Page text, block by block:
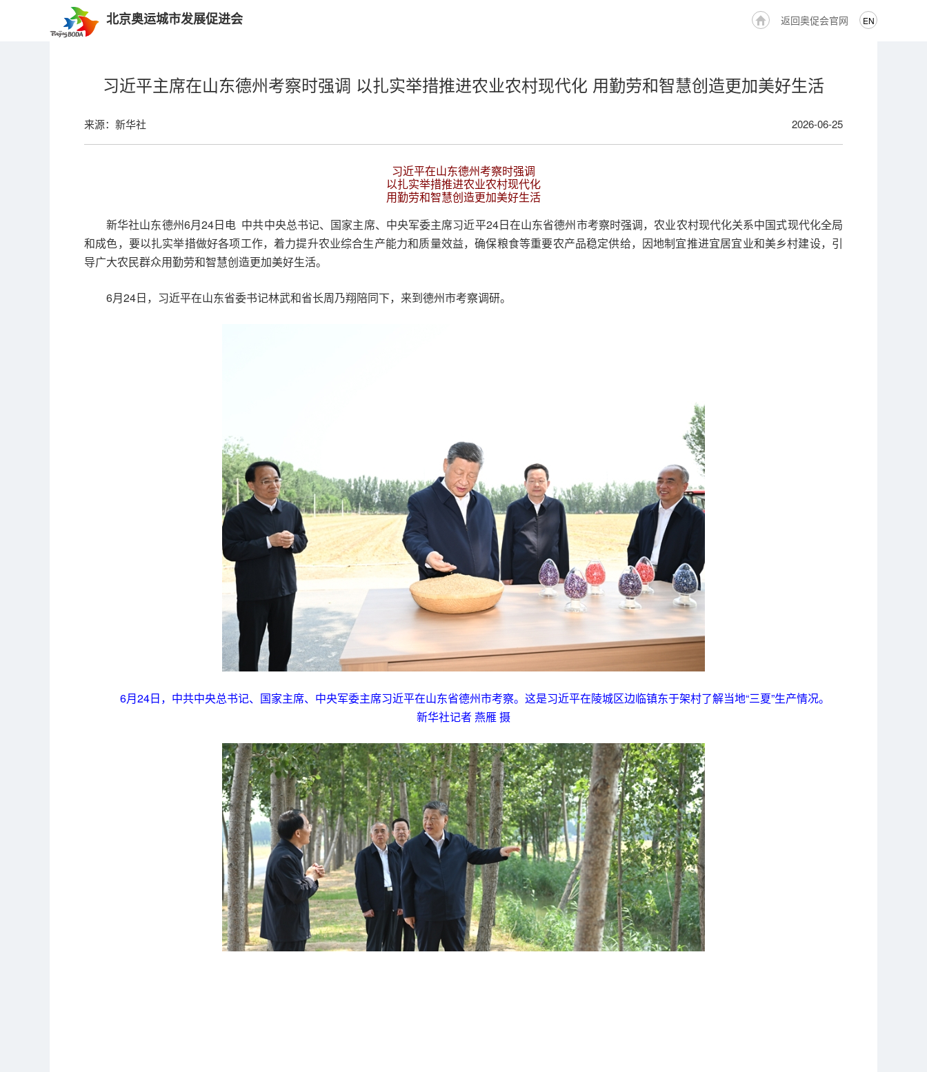
北京奥运城市发展促进会 EN
返回奥促会官网
习近平主席在山东德州考察时强调 以扎实举措推进农业农村现代化 用勤劳和智慧创造更加美好生活
来源：新华社 2026-06-25
习近平在山东德州考察时强调
以扎实举措推进农业农村现代化
用勤劳和智慧创造更加美好生活
新华社山东德州6月24日电 中共中央总书记、国家主席、中央军委主席习近平24日在山东省德州市考察时强调，农业农村现代化关系中国式现代化全局
和成色，要以扎实举措做好各项工作，着力提升农业综合生产能力和质量效益，确保粮食等重要农产品稳定供给，因地制宜推进宜居宜业和美乡村建设，引
导广大农民群众用勤劳和智慧创造更加美好生活。
6月24日，习近平在山东省委书记林武和省长周乃翔陪同下，来到德州市考察调研。
6月24日，中共中央总书记、国家主席、中央军委主席习近平在山东省德州市考察。这是习近平在陵城区边临镇东于架村了解当地“三夏”生产情况。
新华社记者 燕雁 摄